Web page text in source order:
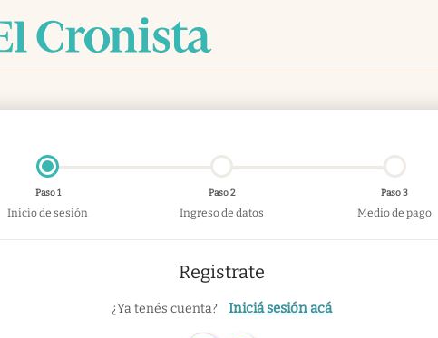
Paso 1
Inicio de sesión
Paso 2
Ingreso de datos
Paso 3
Medio de pago
Registrate
¿Ya tenés cuenta? Iniciá sesión acá